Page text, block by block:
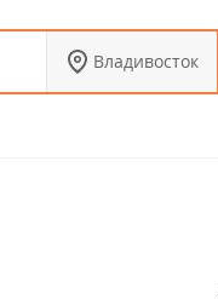
Владивосток